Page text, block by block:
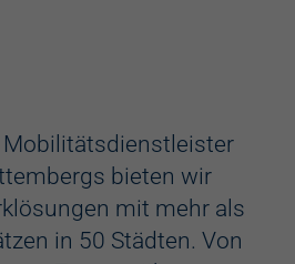
bieten wir
mit mehr als
in 50 Städten. Von